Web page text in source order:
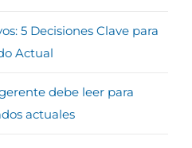
5 Decisiones Clave para
Actual
debe leer para
actuales